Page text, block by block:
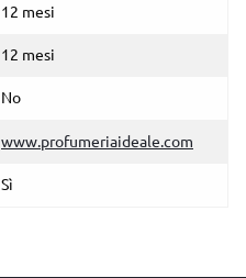
12 mesi
12 mesi
No
www.profumeriaideale.com
Sì